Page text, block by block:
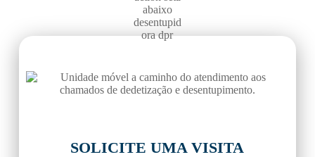
PERTO
DE VOCÊ
SOLICITE UMA VISITA